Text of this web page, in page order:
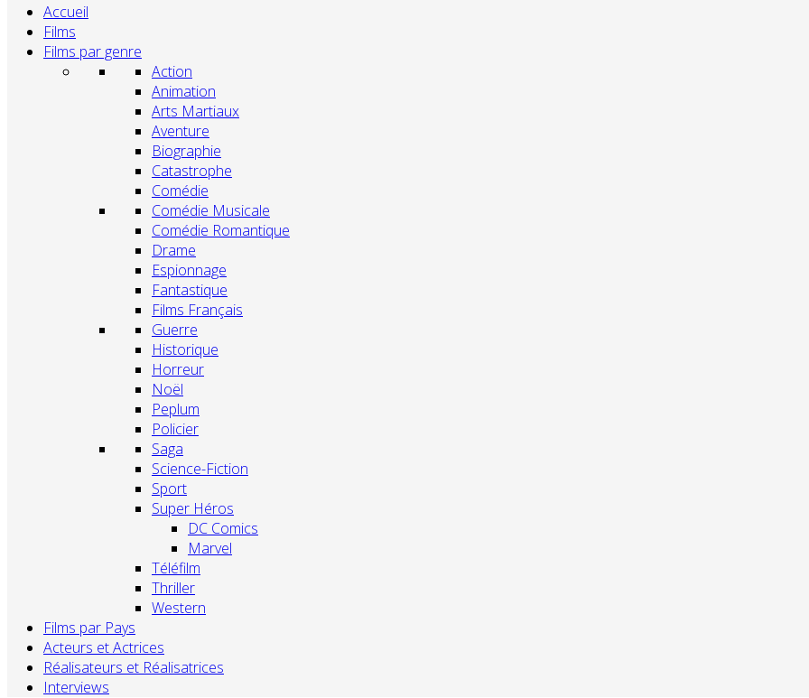
Accueil
Films
Films par genre
Action
Animation
Arts Martiaux
Aventure
Biographie
Catastrophe
Comédie
Comédie Musicale
Comédie Romantique
Drame
Espionnage
Fantastique
Films Français
Guerre
Historique
Horreur
Noël
Peplum
Policier
Saga
Science-Fiction
Sport
Super Héros
DC Comics
Marvel
Téléfilm
Thriller
Western
Films par Pays
Acteurs et Actrices
Réalisateurs et Réalisatrices
Interviews